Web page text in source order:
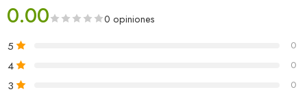
0.00 0 opiniones
5 0
4 0
3 0